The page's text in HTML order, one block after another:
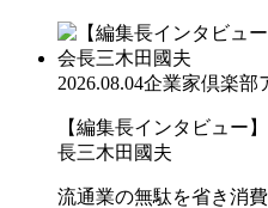
2026.08.04企業家倶楽部
【編集長インタビュー
長三木田國夫
流通業の無駄を省き消